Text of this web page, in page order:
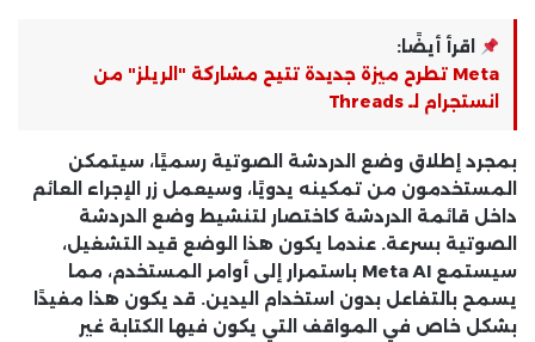
اقرأ أيضًا:
Meta تطرح ميزة جديدة تتيح مشاركة "الريلز" من
انستجرام لـ Threads
بمجرد إطلاق وضع الدردشة الصوتية رسميًا، سيتمكن
المستخدمون من تمكينه يدويًا، وسيعمل زر الإجراء العائم
داخل قائمة الدردشة كاختصار لتنشيط وضع الدردشة
الصوتية بسرعة. عندما يكون هذا الوضع قيد التشغيل،
سيستمع Meta AI باستمرار إلى أوامر المستخدم، مما
يسمح بالتفاعل بدون استخدام اليدين. قد يكون هذا مفيدًا
بشكل خاص في المواقف التي يكون فيها الكتابة غير